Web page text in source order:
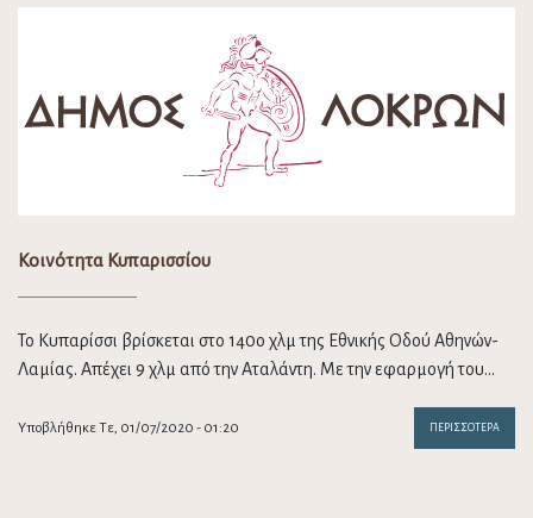
Κοινότητα Κυπαρισσίου
Το Κυπαρίσσι βρίσκεται στο 140ο χλμ της Εθνικής Οδού Αθηνών-
Λαμίας. Απέχει 9 χλμ από την Αταλάντη. Με την εφαρμογή του…
Υποβλήθηκε Τε, 01/07/2020 - 01:20 ΠΕΡΙΣΣΌΤΕΡΑ